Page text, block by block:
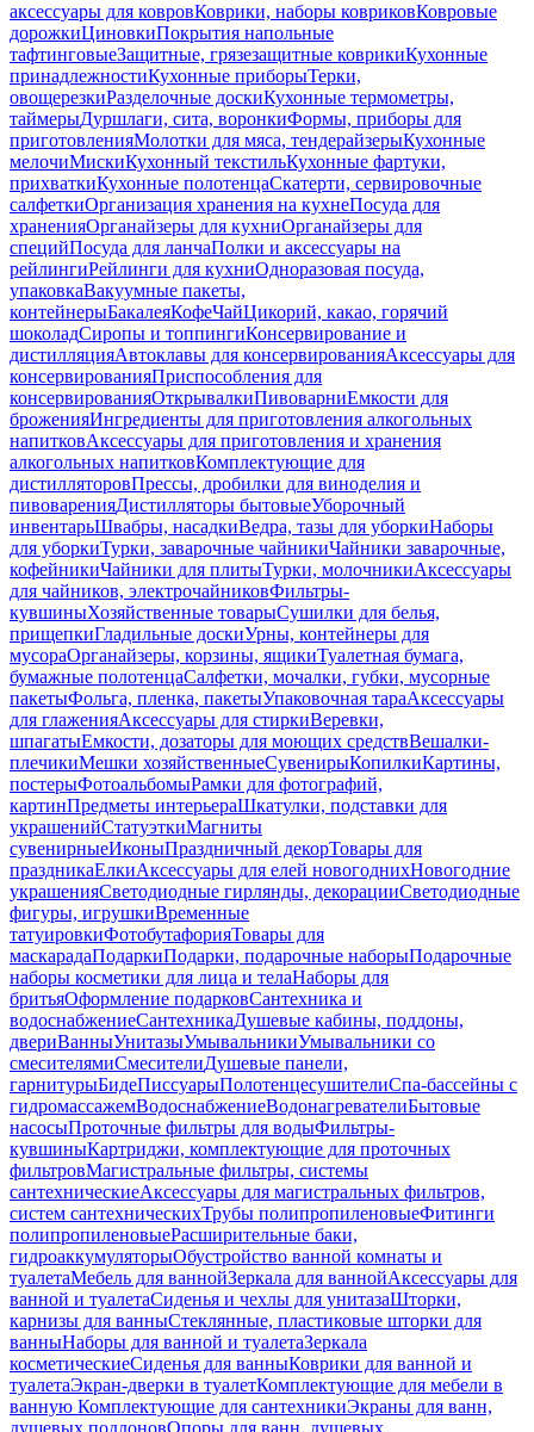
аксессуары для ковровКоврики, наборы ковриковКовровые
дорожкиЦиновкиПокрытия напольные
тафтинговыеЗащитные, грязезащитные коврикиКухонные
принадлежностиКухонные приборыТерки,
овощерезкиРазделочные доскиКухонные термометры,
таймерыДуршлаги, сита, воронкиФормы, приборы для
приготовленияМолотки для мяса, тендерайзерыКухонные
мелочиМискиКухонный текстильКухонные фартуки,
прихваткиКухонные полотенцаСкатерти, сервировочные
салфеткиОрганизация хранения на кухнеПосуда для
храненияОрганайзеры для кухниОрганайзеры для
специйПосуда для ланчаПолки и аксессуары на
рейлингиРейлинги для кухниОдноразовая посуда,
упаковкаВакуумные пакеты,
контейнерыБакалеяКофеЧайЦикорий, какао, горячий
шоколадСиропы и топпингиКонсервирование и
дистилляцияАвтоклавы для консервированияАксессуары для
консервированияПриспособления для
консервированияОткрывалкиПивоварниЕмкости для
броженияИнгредиенты для приготовления алкогольных
напитковАксессуары для приготовления и хранения
алкогольных напитковКомплектующие для
дистилляторовПрессы, дробилки для виноделия и
пивоваренияДистилляторы бытовыеУборочный
инвентарьШвабры, насадкиВедра, тазы для уборкиНаборы
для уборкиТурки, заварочные чайникиЧайники заварочные,
кофейникиЧайники для плитыТурки, молочникиАксессуары
для чайников, электрочайниковФильтры-
кувшиныХозяйственные товарыСушилки для белья,
прищепкиГладильные доскиУрны, контейнеры для
мусораОрганайзеры, корзины, ящикиТуалетная бумага,
бумажные полотенцаСалфетки, мочалки, губки, мусорные
пакетыФольга, пленка, пакетыУпаковочная тараАксессуары
для глаженияАксессуары для стиркиВеревки,
шпагатыЕмкости, дозаторы для моющих средствВешалки-
плечикиМешки хозяйственныеСувенирыКопилкиКартины,
постерыФотоальбомыРамки для фотографий,
картинПредметы интерьераШкатулки, подставки для
украшенийСтатуэткиМагниты
сувенирныеИконыПраздничный декорТовары для
праздникаЕлкиАксессуары для елей новогоднихНовогодние
украшенияСветодиодные гирлянды, декорацииСветодиодные
фигуры, игрушкиВременные
татуировкиФотобутафорияТовары для
маскарадаПодаркиПодарки, подарочные наборыПодарочные
наборы косметики для лица и телаНаборы для
бритьяОформление подарковСантехника и
водоснабжениеСантехникаДушевые кабины, поддоны,
двериВанныУнитазыУмывальникиУмывальники со
смесителямиСмесителиДушевые панели,
гарнитурыБидеПиссуарыПолотенцесушителиСпа-бассейны с
гидромассажемВодоснабжениеВодонагревателиБытовые
насосыПроточные фильтры для водыФильтры-
кувшиныКартриджи, комплектующие для проточных
фильтровМагистральные фильтры, системы
сантехническиеАксессуары для магистральных фильтров,
систем сантехническихТрубы полипропиленовыеФитинги
полипропиленовыеРасширительные баки,
гидроаккумуляторыОбустройство ванной комнаты и
туалетаМебель для ваннойЗеркала для ваннойАксессуары для
ванной и туалетаСиденья и чехлы для унитазаШторки,
карнизы для ванныСтеклянные, пластиковые шторки для
ванныНаборы для ванной и туалетаЗеркала
косметическиеСиденья для ванныКоврики для ванной и
туалетаЭкран-дверки в туалетКомплектующие для мебели в
ванную Комплектующие для сантехникиЭкраны для ванн,
душевых поддоновОпоры для ванн, душевых